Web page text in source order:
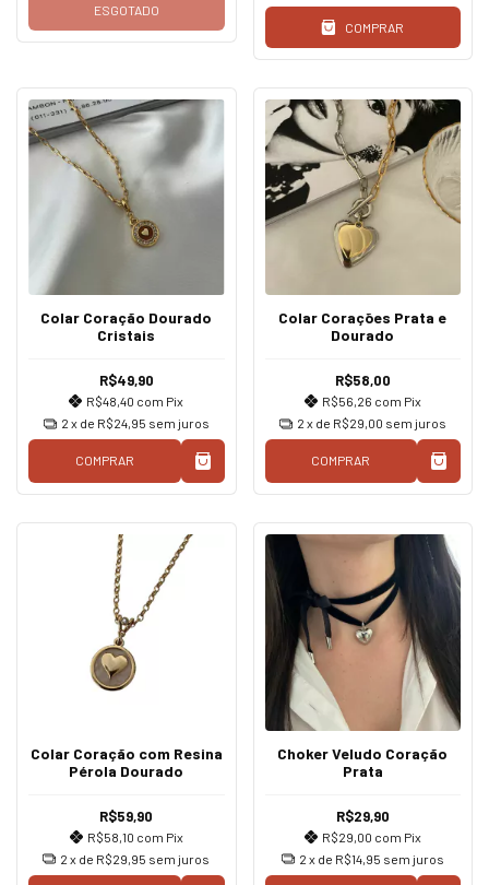
ESGOTADO
COMPRAR
Colar Coração Dourado
Cristais
R$49,90
R$48,40 com Pix
2 x de R$24,95 sem juros
COMPRAR
Colar Corações Prata e
Dourado
R$58,00
R$56,26 com Pix
2 x de R$29,00 sem juros
COMPRAR
Colar Coração com Resina
Pérola Dourado
R$59,90
R$58,10 com Pix
2 x de R$29,95 sem juros
Choker Veludo Coração
Prata
R$29,90
R$29,00 com Pix
2 x de R$14,95 sem juros